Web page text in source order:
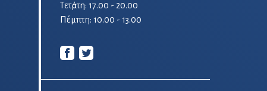
Τετἀρτη: 17.00 - 20.00
Πέμπτη: 10.00 - 13.00